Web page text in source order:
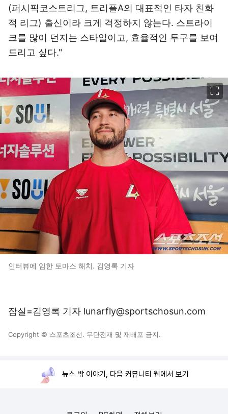
(퍼시픽코스트리그, 트리플A의 대표적인 타자 친화
적 리그) 출신이라 크게 걱정하지 않는다. 스트라이
크를 많이 던지는 스타일이고, 효율적인 투구를 보여
드리고 싶다."
인터뷰에 임한 토마스 해치. 김영록 기자
잠실=김영록 기자 lunarfly@sportschosun.com
Copyright © 스포츠조선. 무단전재 및 재배포 금지.
뉴스 밖 이야기, 다음 커뮤니티 웹에서 보기